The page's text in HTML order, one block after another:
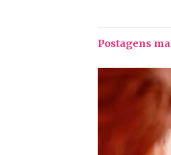
Postagens